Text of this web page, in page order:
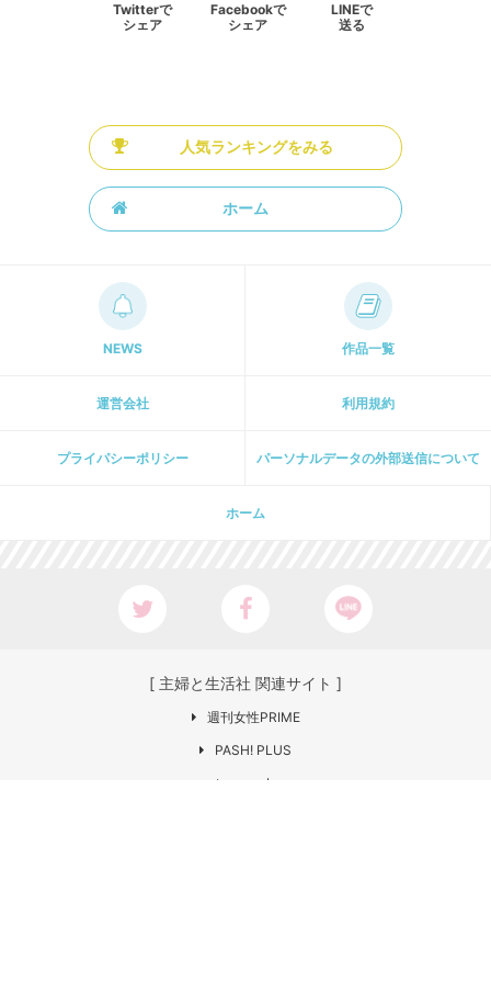
Twitterで
シェア
Facebookで
シェア
LINEで
送る
人気ランキングをみる
ホーム
NEWS 作品一覧
運営会社 利用規約
プライパシーポリシー パーソナルデータの外部送信について
ホーム
[ 主婦と生活社 関連サイト ]
週刊女性PRIME
PASH! PLUS
ar web